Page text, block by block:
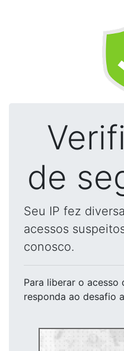
de
Seu IP fez
acessos
conosco.
Para liberar o acesso
responda ao desafio